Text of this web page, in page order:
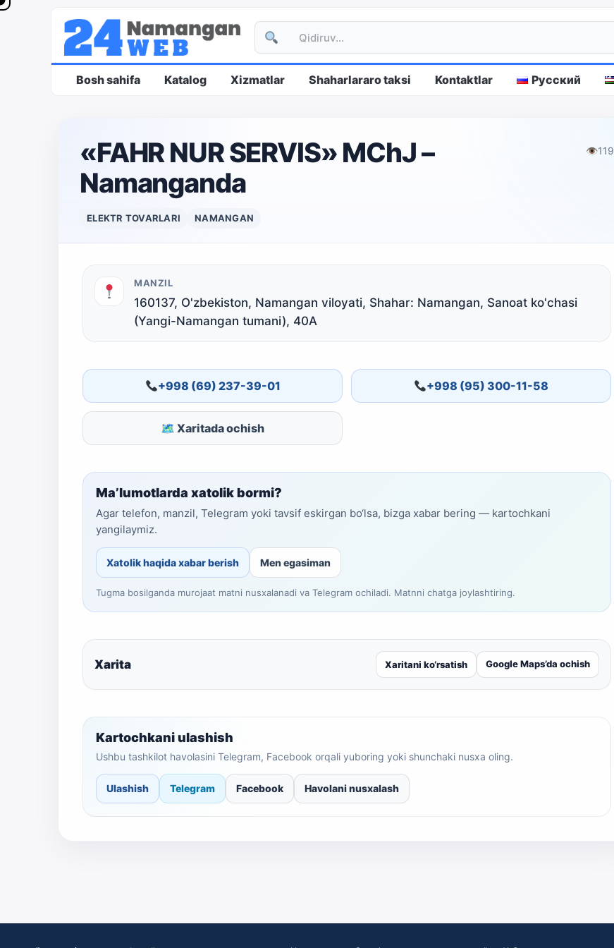
Bosh sahifa Katalog Xizmatlar Shaharlararo taksi Kontaktlar Русский
«FAHR NUR SERVIS» MChJ –
Namanganda
👁119
ELEKTR TOVARLARI NAMANGAN
MANZIL
160137, O'zbekiston, Namangan viloyati, Shahar: Namangan, Sanoat ko'chasi
(Yangi-Namangan tumani), 40A
+998 (69) 237-39-01 +998 (95) 300-11-58
🗺 Xaritada ochish
Ma’lumotlarda xatolik bormi?
Agar telefon, manzil, Telegram yoki tavsif eskirgan bo‘lsa, bizga xabar bering — kartochkani
yangilaymiz.
Xatolik haqida xabar berish Men egasiman
Tugma bosilganda murojaat matni nusxalanadi va Telegram ochiladi. Matnni chatga joylashtiring.
Xarita Xaritani ko‘rsatish Google Maps’da ochish
Kartochkani ulashish
Ushbu tashkilot havolasini Telegram, Facebook orqali yuboring yoki shunchaki nusxa oling.
Ulashish Telegram Facebook Havolani nusxalash